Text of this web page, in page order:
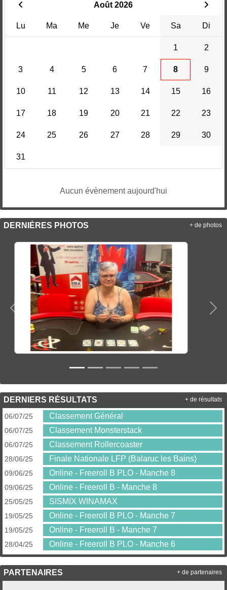
Août 2026
Lu Ma Me Je Ve Sa Di
1 2
3 4 5 6 7 8 9
10 11 12 13 14 15 16
17 18 19 20 21 22 23
24 25 26 27 28 29 30
31
Aucun évènement aujourd'hui
DERNIÈRES PHOTOS
Précedent
+ de photos
DERNIERS RÉSULTATS
06/07/25 Classement Général
06/07/25 Classement Monsterstack
06/07/25 Classement Rollercoaster
28/06/25 Finale Nationale LFP (Balaruc les Bains)
09/06/25 Online - Freeroll B PLO - Manche 8
09/06/25 Online - Freeroll B - Manche 8
25/05/25 SISMIX WINAMAX
19/05/25 Online - Freeroll B PLO - Manche 7
19/05/25 Online - Freeroll B - Manche 7
28/04/25 Online - Freeroll B PLO - Manche 6
+ de résultats
PARTENAIRES + de partenaires